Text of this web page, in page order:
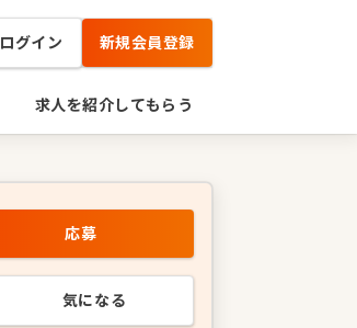
ログイン 新規会員登録
求人を紹介してもらう
応募
気になる